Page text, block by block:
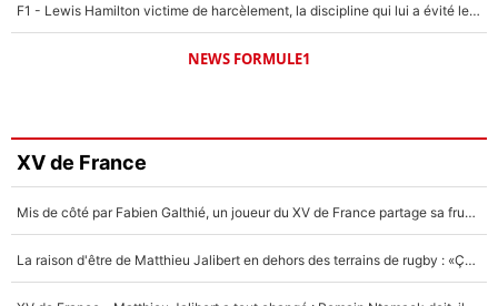
F1 - Lewis Hamilton victime de harcèlement, la discipline qui lui a évité le pire : «J'aurais probablement mal tourné»
NEWS FORMULE1
XV de France
Mis de côté par Fabien Galthié, un joueur du XV de France partage sa frustration : «ils ne me l’ont pas dit tout de suite»
La raison d'être de Matthieu Jalibert en dehors des terrains de rugby : «Ça m'atteint autant que si tu touches à un membre de ma famille»